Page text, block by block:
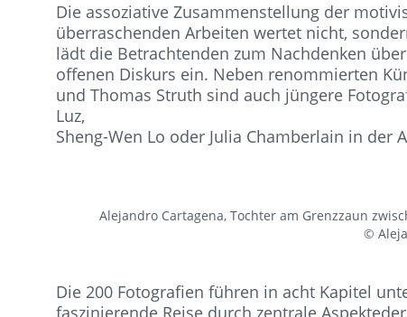
Die assoziative Zusammenstellung der
überraschenden Arbeiten wertet nicht,
lädt die Betrachtenden zum Nachdenken
offenen Diskurs ein. Neben renommierten
und Thomas Struth sind auch jüngere
Luz,
Sheng-Wen Lo oder Julia Chamberlain in der
Alejandro Cartagena, Tochter am Grenzzaun
©
Die 200 Fotografien führen in acht Kapitel
faszinierende Reise durch zentrale